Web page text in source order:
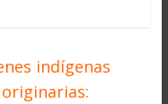
indígenas